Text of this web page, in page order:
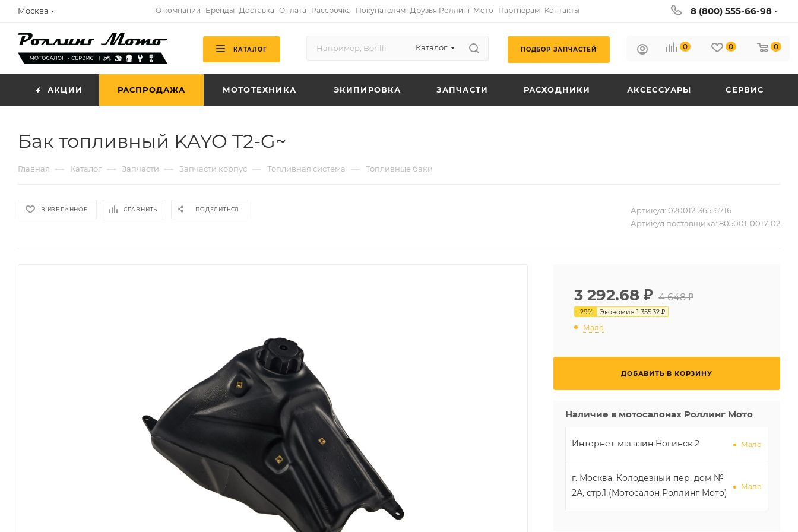
Москва О компании Бренды Доставка Оплата Рассрочка Покупателям Друзья Роллинг Мото Партнёрам Контакты 8 (800) 555-66-98
КАТАЛОГ Каталог ПОДБОР ЗАПЧАСТЕЙ 0 0 0
АКЦИИ РАСПРОДАЖА МОТОТЕХНИКА ЭКИПИРОВКА ЗАПЧАСТИ РАСХОДНИКИ АКСЕССУАРЫ СЕРВИС
Бак топливный KAYO T2-G~
Главная — Каталог — Запчасти — Запчасти корпус — Топливная система — Топливные баки
В ИЗБРАННОЕ СРАВНИТЬ ПОДЕЛИТЬСЯ Артикул: 020012-365-6716
Артикул поставщика: 805001-0017-02
3 292.68 ₽ 4 648 ₽
-29% Экономия 1 355.32 ₽
Мало
ДОБАВИТЬ В КОРЗИНУ
Наличие в мотосалонах Роллинг Мото
Интернет-магазин Ногинск 2 Мало
г. Москва, Колодезный пер, дом №
2А, стр.1 (Мотосалон Роллинг Мото)
Мало